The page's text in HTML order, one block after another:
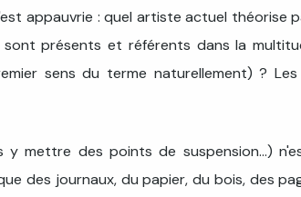
appauvrie : quel artiste actuel théorise
sont présents et référents dans la
sens du terme naturellement) ?
y mettre des points de suspension...)
des journaux, du papier, du bois, des